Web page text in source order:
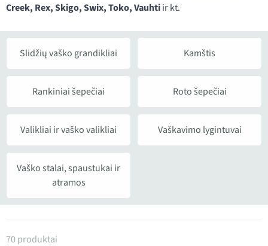
Creek, Rex, Skigo, Swix, Toko, Vauhtiir kt.
Slidžių vaško grandikliai Kamštis
Rankiniai šepečiai Roto šepečiai
Valikliai ir vaško valikliai Vaškavimo lygintuvai
Vaško stalai, spaustukai ir
atramos
Produktai kategorijoje Slidžių priežiūros įrankiai
70 produktai